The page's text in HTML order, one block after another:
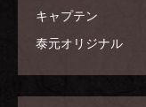
キャプテン
泰元オリジナル